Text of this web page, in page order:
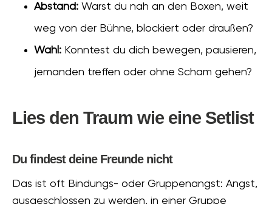
Abstand: Warst du nah an den Boxen, weit
weg von der Bühne, blockiert oder draußen?
Wahl: Konntest du dich bewegen, pausieren,
jemanden treffen oder ohne Scham gehen?
Lies den Traum wie eine Setlist
Du findest deine Freunde nicht
Das ist oft Bindungs- oder Gruppenangst: Angst,
ausgeschlossen zu werden, in einer Gruppe